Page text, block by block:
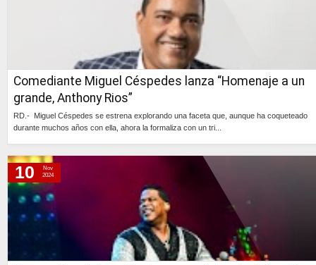
Comediante Miguel Céspedes lanza “Homenaje a un
grande, Anthony Rios”
RD.- Miguel Céspedes se estrena explorando una faceta que, aunque ha coqueteado
durante muchos años con ella, ahora la formaliza con un tri...
10
Nov
2024